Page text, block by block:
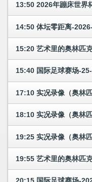
13:50 2026年蹦床世界
14:50 体坛零距离-
15:20 艺术里的奥林匹
19:55 艺术里的奥林匹